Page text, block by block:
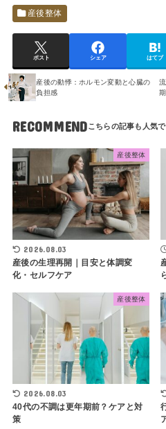
産後整体
ポスト シェア はてブ
産後の動悸：ホルモン変動と心臓の
負担感
RECOMMEND
産後整体
2026.08.03
産後の生理再開｜目安と体調変
化・セルフケア
産後整体
2026.08.03
40代の不調は更年期前？ケアと対
策